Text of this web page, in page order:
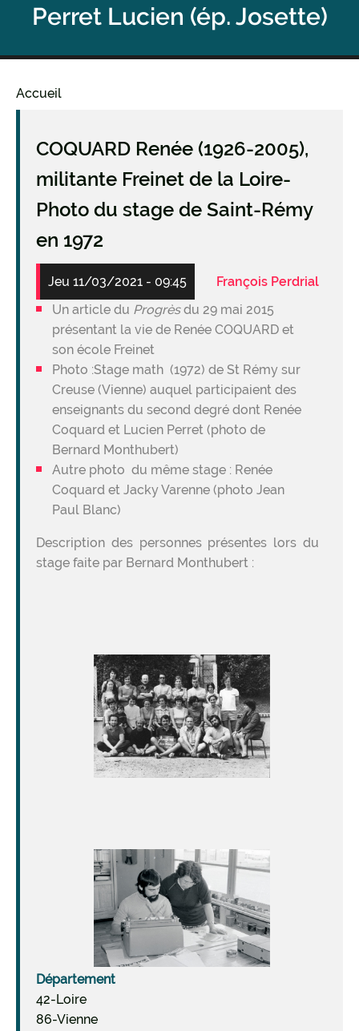
Perret Lucien (ép. Josette)
Fil
d'Ariane
Accueil
COQUARD Renée (1926-2005),
militante Freinet de la Loire-
Photo du stage de Saint-Rémy
en 1972
Jeu 11/03/2021 - 09:45
François Perdrial
Un article du Progrèsdu 29 mai 2015
présentant la vie de Renée COQUARD et
son école Freinet
Photo :Stage math (1972) de St Rémy sur
Creuse (Vienne) auquel participaient des
enseignants du second degré dont Renée
Coquard et Lucien Perret (photo de
Bernard Monthubert)
Autre photo du même stage : Renée
Coquard et Jacky Varenne (photo Jean
Paul Blanc)
Description des personnes présentes lors du
stage faite par Bernard Monthubert :
Image
Image
Département
42-Loire
86-Vienne